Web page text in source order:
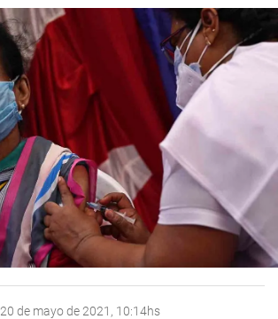
20 de mayo de 2021, 10:14hs